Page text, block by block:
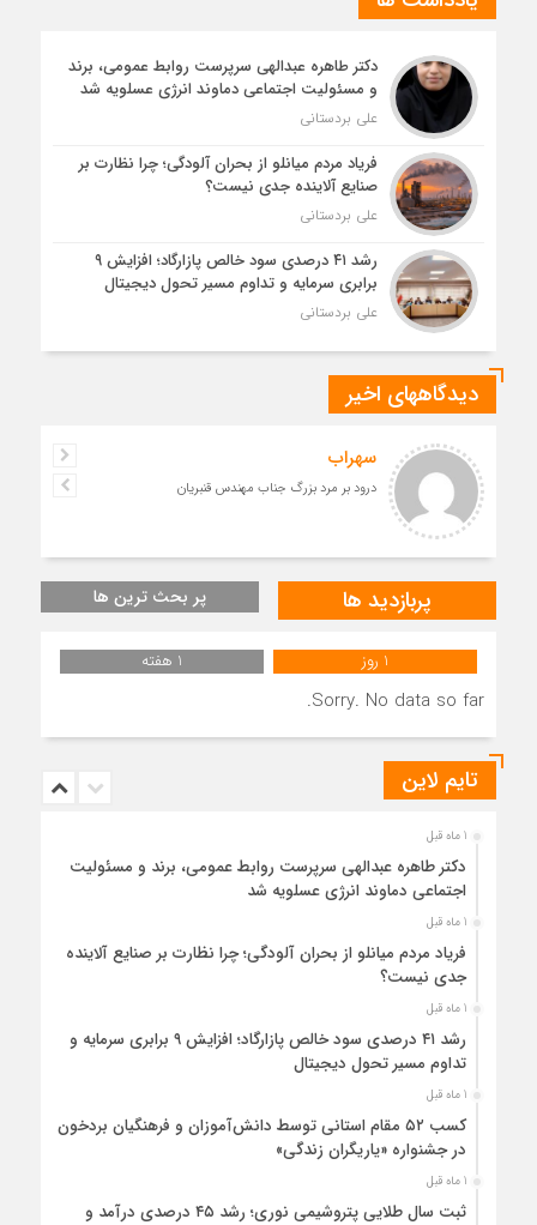
دکتر طاهره عبدالهی سرپرست روابط عمومی، برند
و مسئولیت اجتماعی دماوند انرژی عسلویه شد
علی بردستانی
فریاد مردم میانلو از بحران آلودگی؛ چرا نظارت بر
صنایع آلاینده جدی نیست؟
علی بردستانی
رشد ۴۱ درصدی سود خالص پازارگاد؛ افزایش ۹
برابری سرمایه و تداوم مسیر تحول دیجیتال
علی بردستانی
دیدگاههای اخیر
سهراب
درود بر مرد بزرگ جناب مهندس قنبریان
پربازدید ها پر بحث ترین ها
1 روز 1 هفته
Sorry. No data so far.
تایم لاین
1 ماه قبل
دکتر طاهره عبدالهی سرپرست روابط عمومی، برند و مسئولیت
اجتماعی دماوند انرژی عسلویه شد
1 ماه قبل
فریاد مردم میانلو از بحران آلودگی؛ چرا نظارت بر صنایع آلاینده
جدی نیست؟
1 ماه قبل
رشد ۴۱ درصدی سود خالص پازارگاد؛ افزایش ۹ برابری سرمایه و
تداوم مسیر تحول دیجیتال
1 ماه قبل
کسب ۵۲ مقام استانی توسط دانش‌آموزان و فرهنگیان بردخون
در جشنواره «یاریگران زندگی»
1 ماه قبل
ثبت سال طلایی پتروشیمی نوری؛ رشد ۴۵ درصدی درآمد و